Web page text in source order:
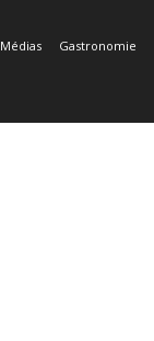
Médias Gastronomie